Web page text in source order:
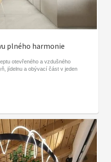
plného harmonie
otevřeného a vzdušného
jídelnu a obývací část v jeden